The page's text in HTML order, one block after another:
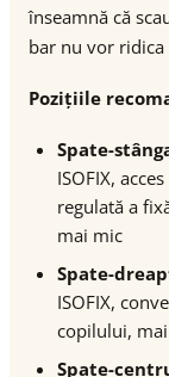
înseamnă că
bar nu vor
Pozițiile
Spate-
ISOFIX,
regulată a
mai mic
Spate-
ISOFIX,
copilului,
Spate-